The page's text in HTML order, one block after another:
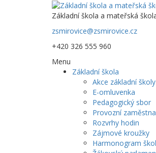
Základní škola a mateřská
zsmirovice@zsmirovice.cz
+420 326 555 960
Menu
Základní škola
Akce základní školy
E-omluvenka
Pedagogický sbor
Provozní
Rozvrhy hodin
Zájmové kroužky
Harmonogram